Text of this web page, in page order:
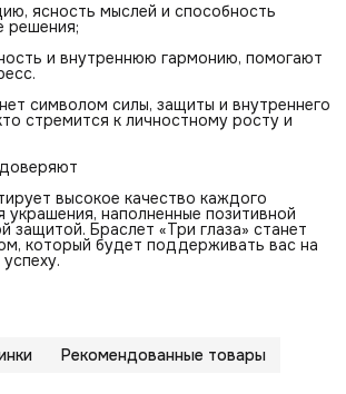
ясность мыслей и способность
решения;
и внутреннюю гармонию, помогают
символом силы, защиты и внутреннего
стремится к личностному росту и
высокое качество каждого
украшения, наполненные позитивной
защитой. Браслет «Три глаза» станет
который будет поддерживать вас на
Рекомендованные товары